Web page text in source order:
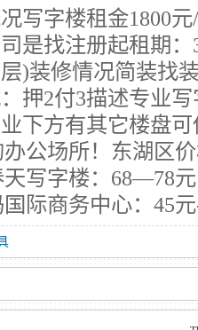
写字楼租金1800
是找注册起租期
)装修情况简装找
押2付3描述专业
下方有其它楼盘
公场所！东湖区
写字楼：68—78
际商务中心：45